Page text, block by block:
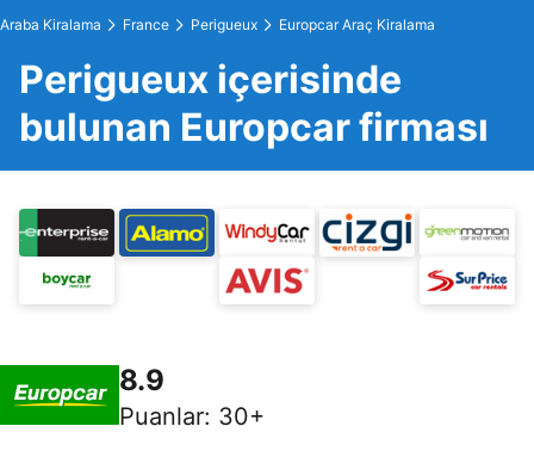
Araba Kiralama France Perigueux Europcar Araç Kiralama
Perigueux içerisinde
bulunan Europcar firması
8.9
Puanlar: 30+